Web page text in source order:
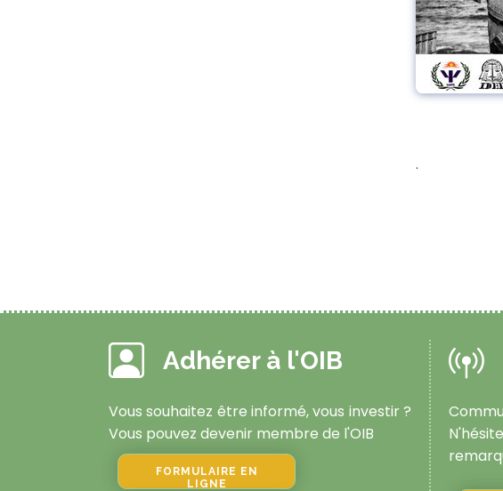
.
Adhérer à l'OIB
Vous souhaitez être informé, vous investir ?
Vous pouvez devenir membre de l'OIB
FORMULAIRE EN
LIGNE